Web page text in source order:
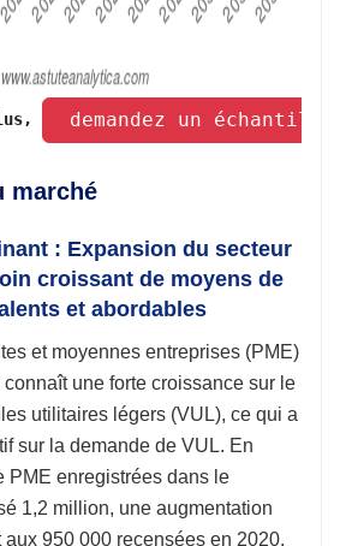
demandez un
marché
: Expansion du secteur
croissant de moyens de
et abordables
et moyennes entreprises (PME)
une forte croissance sur le
utilitaires légers (VUL), ce qui a
sur la demande de VUL. En
PME enregistrées dans le
1,2 million, une augmentation
aux 950 000 recensées en 2020.